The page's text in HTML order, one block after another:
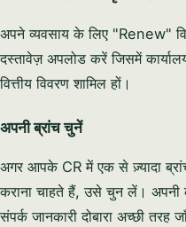
अपने व्यवसाय के लिए "Renew"
दस्तावेज़ अपलोड करें जिसमें
वित्तीय विवरण शामिल हों।
अपनी ब्रांच चुनें
अगर आपके CR में एक से ज़्यादा
कराना चाहते हैं, उसे चुन लें। अपनी
संपर्क जानकारी दोबारा अच्छी तरह